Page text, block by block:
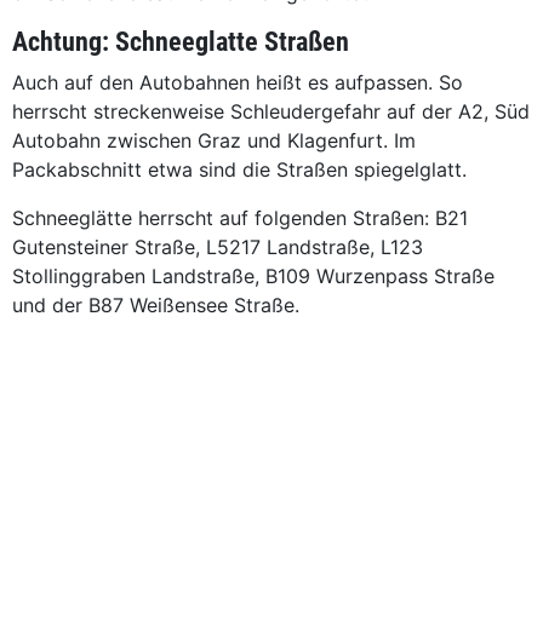
Achtung: Schneeglatte Straßen
Auch auf den Autobahnen heißt es aufpassen. So
herrscht streckenweise Schleudergefahr auf der A2, Süd
Autobahn zwischen Graz und Klagenfurt. Im
Packabschnitt etwa sind die Straßen spiegelglatt.
Schneeglätte herrscht auf folgenden Straßen: B21
Gutensteiner Straße, L5217 Landstraße, L123
Stollinggraben Landstraße, B109 Wurzenpass Straße
und der B87 Weißensee Straße.